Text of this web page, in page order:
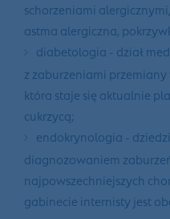
schorzeniami
astma alergiczna,
diabetologia - dział
z zaburzeniami
która staje się aktualnie
cukrzycą;
endokrynologia -
diagnozowaniem
najpowszechniejszych
gabinecie internisty jest